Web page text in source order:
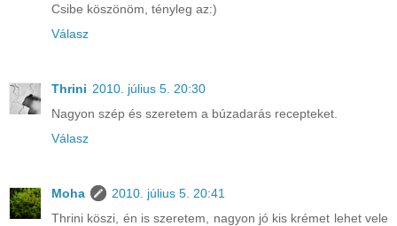
Csibe köszönöm, tényleg az:)
Válasz
Thrini 2010. július 5. 20:30
Nagyon szép és szeretem a búzadarás recepteket.
Válasz
Moha
2010. július 5. 20:41
Thrini köszi, én is szeretem, nagyon jó kis krémet lehet vele